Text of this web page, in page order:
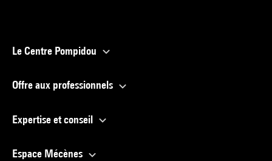
Le Centre Pompidou
Offre aux professionnels
Expertise et conseil
Espace Mécènes